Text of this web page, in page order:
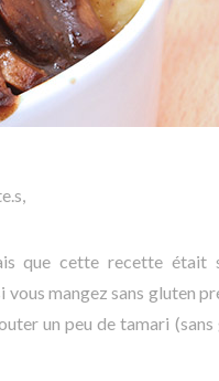
que cette recette était
vous mangez sans gluten
un peu de tamari